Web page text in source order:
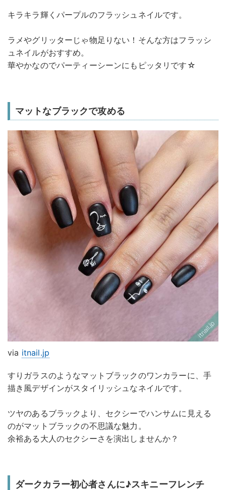
キラキラ輝くパープルのフラッシュネイルです。
ラメやグリッターじゃ物足りない！そんな方はフラッシ
ュネイルがおすすめ。
華やかなのでパーティーシーンにもピッタリです☆
マットなブラックで攻める
via itnail.jp
すりガラスのようなマットブラックのワンカラーに、手
描き風デザインがスタイリッシュなネイルです。
ツヤのあるブラックより、セクシーでハンサムに見える
のがマットブラックの不思議な魅力。
余裕ある大人のセクシーさを演出しませんか？
ダークカラー初心者さんに♪スキニーフレンチ